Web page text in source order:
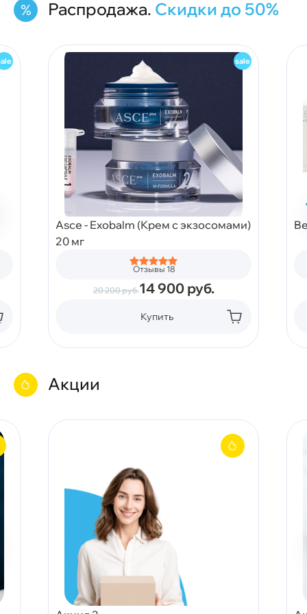
Распродажа. Скидки до 50%
Asce - Exobalm (Крем с экзосомами)
20 мг
Отзывы 18
20 200руб.14 900 руб.
Купить
Акции